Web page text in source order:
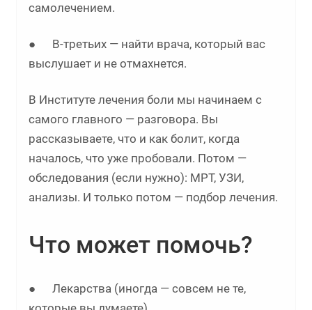
самолечением.
● В-третьих — найти врача, который вас
выслушает и не отмахнется.
В Институте лечения боли мы начинаем с
самого главного — разговора. Вы
рассказываете, что и как болит, когда
началось, что уже пробовали. Потом —
обследования (если нужно): МРТ, УЗИ,
анализы. И только потом — подбор лечения.
Что может помочь?
● Лекарства (иногда — совсем не те,